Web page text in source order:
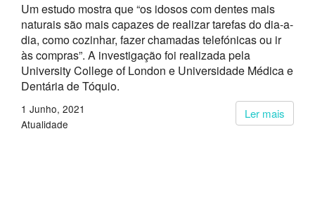
Um estudo mostra que “os idosos com dentes mais
naturais são mais capazes de realizar tarefas do dia-a-
dia, como cozinhar, fazer chamadas telefónicas ou ir
às compras”. A investigação foi realizada pela
University College of London e Universidade Médica e
Dentária de Tóquio.
Ler mais
1 Junho, 2021
Atualidade